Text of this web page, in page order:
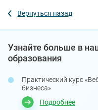
Вернуться назад
Узнайте больше в
образования
Практический курс
бизнеса»
Подробнее